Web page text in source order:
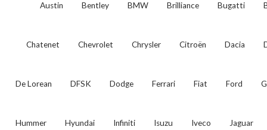
Austin Bentley BMW Brilliance Bugatti
Chatenet Chevrolet Chrysler Citroën Dacia
De Lorean DFSK Dodge Ferrari Fiat Ford
Hummer Hyundai Infiniti Isuzu Iveco Jaguar